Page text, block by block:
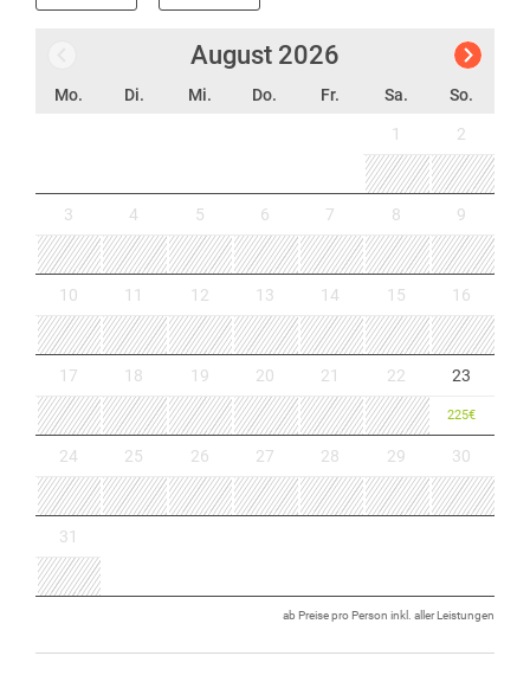
August 2026
Mo. Di. Mi. Do. Fr. Sa. So.
1 2
3 4 5 6 7 8 9
10 11 12 13 14 15 16
17 18 19 20 21 22 23
225€
24 25 26 27 28 29 30
31
ab Preise pro Person inkl. aller Leistungen